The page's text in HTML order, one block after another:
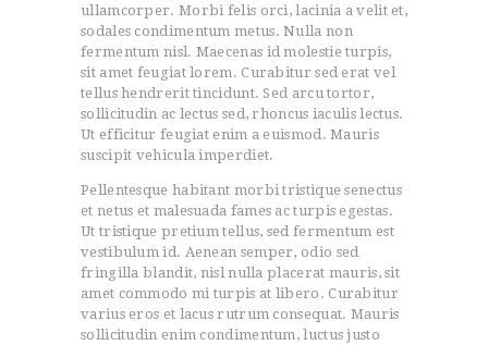
ullamcorper. Morbi felis orci, lacinia a velit et,
sodales condimentum metus. Nulla non
fermentum nisl. Maecenas id molestie turpis,
sit amet feugiat lorem. Curabitur sed erat vel
tellus hendrerit tincidunt. Sed arcu tortor,
sollicitudin ac lectus sed, rhoncus iaculis lectus.
Ut efficitur feugiat enim a euismod. Mauris
suscipit vehicula imperdiet.
Pellentesque habitant morbi tristique senectus
et netus et malesuada fames ac turpis egestas.
Ut tristique pretium tellus, sed fermentum est
vestibulum id. Aenean semper, odio sed
fringilla blandit, nisl nulla placerat mauris, sit
amet commodo mi turpis at libero. Curabitur
varius eros et lacus rutrum consequat. Mauris
sollicitudin enim condimentum, luctus justo